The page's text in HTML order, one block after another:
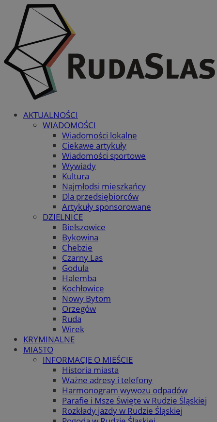
AKTUALNOŚCI
WIADOMOŚCI
Wiadomości lokalne
Ciekawe artykuły
Wiadomości sportowe
Wywiady
Kultura
Najmłodsi mieszkańcy
Dla przedsiębiorców
Artykuły sponsorowane
DZIELNICE
Bielszowice
Bykowina
Chebzie
Czarny Las
Godula
Halemba
Kochłowice
Nowy Bytom
Orzegów
Ruda
Wirek
KRYMINALNE
MIASTO
INFORMACJE O MIEŚCIE
Historia miasta
Ważne adresy i telefony
Harmonogram wywozu odpadów
Parafie i Msze Święte w Rudzie Śląskiej
Rozkłady jazdy w Rudzie Śląskiej